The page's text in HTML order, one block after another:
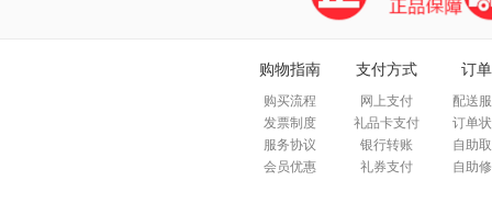
购物指南
购买流程
发票制度
服务协议
会员优惠
支付方式
网上支付
礼品卡支付
银行转账
礼券支付
订
配送
订单
自助
自助